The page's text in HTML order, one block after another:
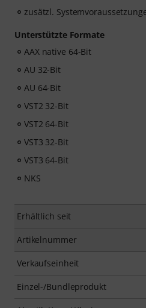
zusätzl.
Unterstützte Formate
AAX native 64-Bit
AU 32-Bit
AU 64-Bit
VST2 32-Bit
VST2 64-Bit
VST3 32-Bit
VST3 64-Bit
NKS
Erhältlich seit
Artikelnummer
Verkaufseinheit
Einzel-/Bundleprodukt